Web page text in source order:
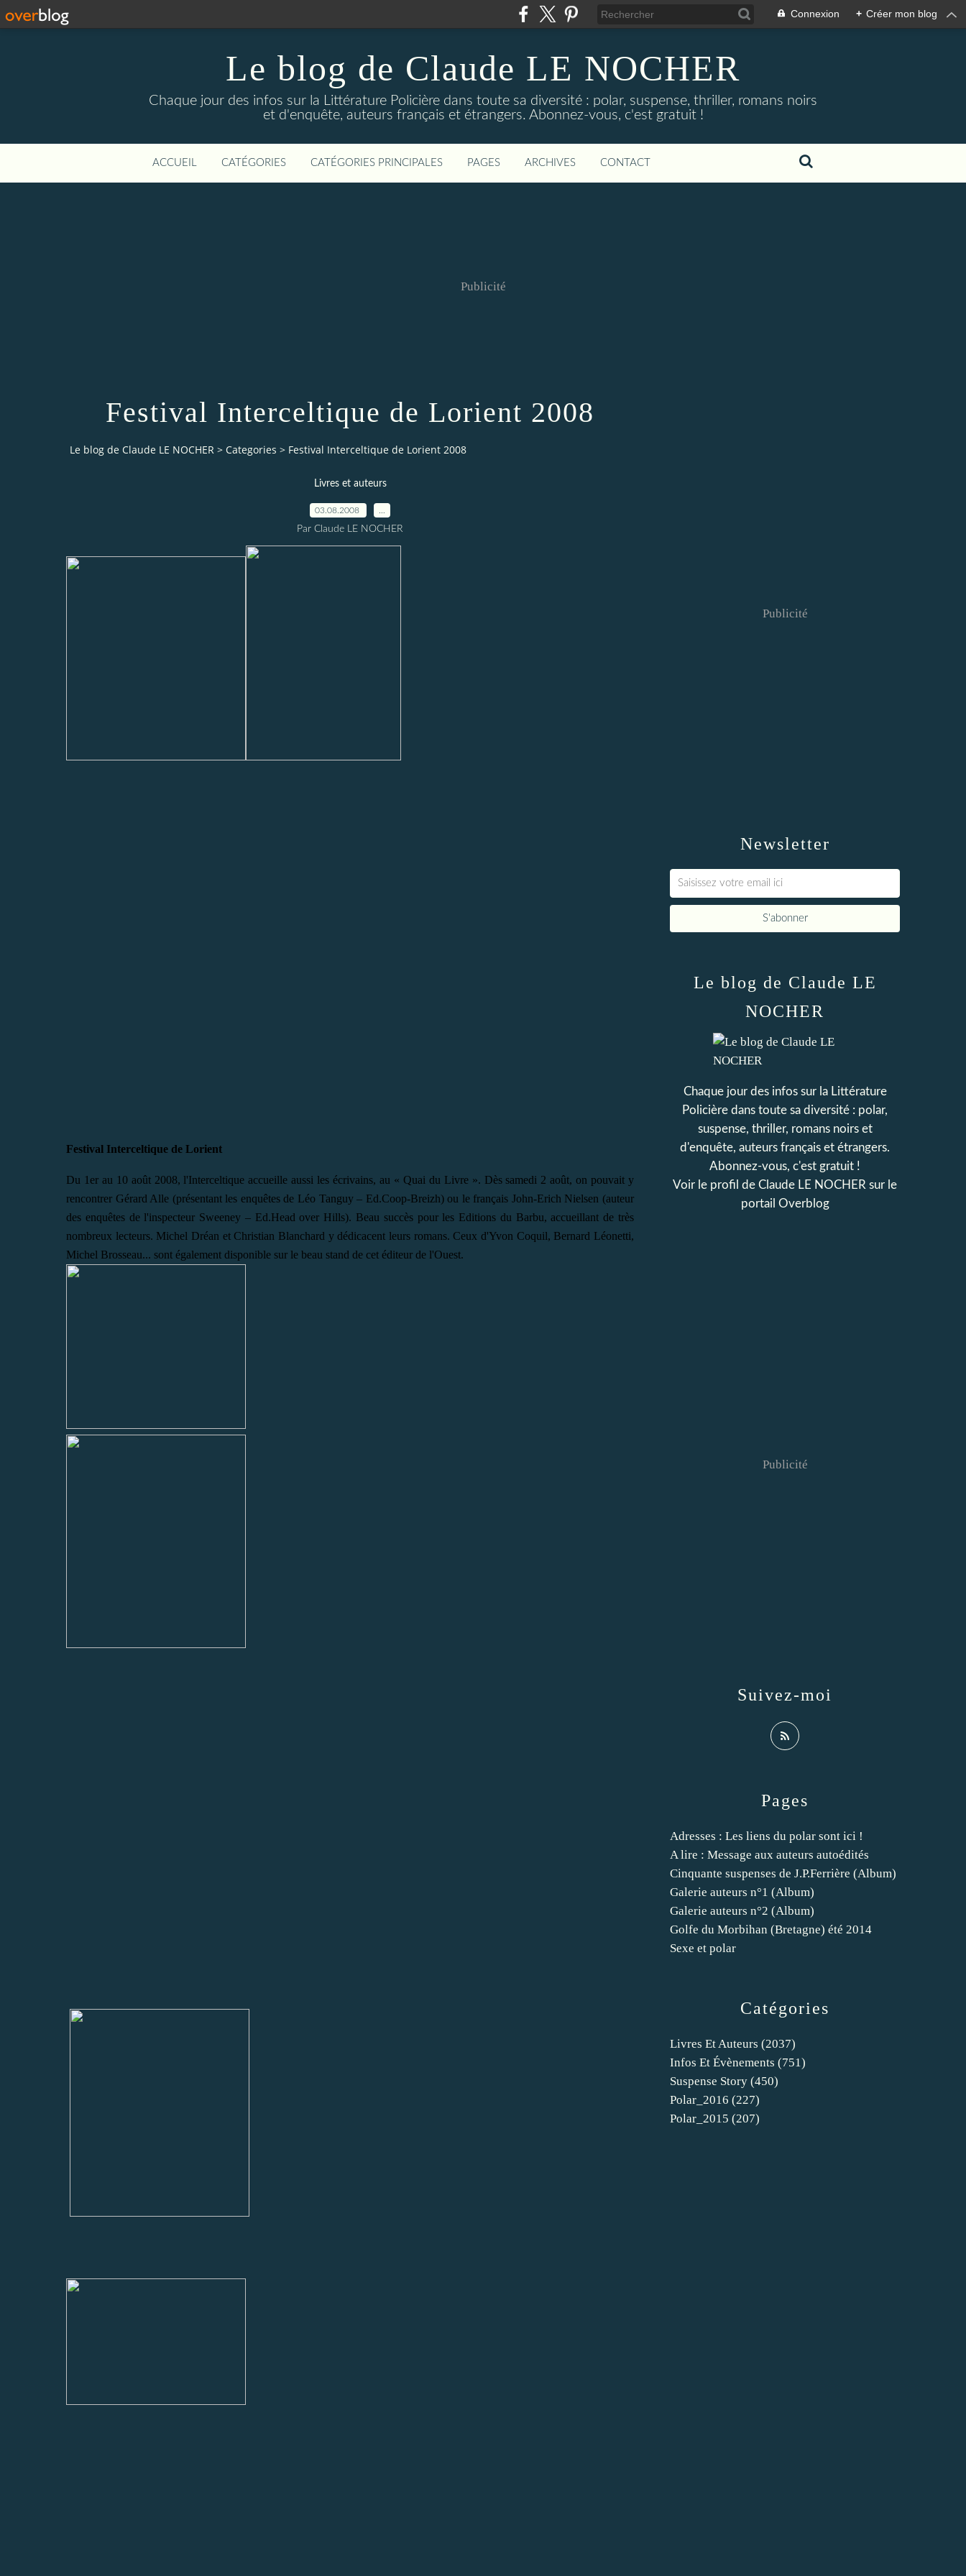
Connexion + Créer mon blog
Le blog de Claude LE NOCHER
Chaque jour des infos sur la Littérature Policière dans toute sa diversité : polar, suspense, thriller, romans noirs
et d'enquête, auteurs français et étrangers. Abonnez-vous, c'est gratuit !
ACCUEIL CATÉGORIES CATÉGORIES PRINCIPALES PAGES ARCHIVES CONTACT
Publicité
Festival Interceltique de Lorient 2008
Le blog de Claude LE NOCHER > Categories > Festival Interceltique de Lorient 2008
Livres et auteurs
03.08.2008
Par Claude LE NOCHER
Festival Interceltique de Lorient
Du 1er au 10 août 2008, l'Interceltique accueille aussi les écrivains, au « Quai du Livre ». Dès samedi 2 août, on pouvait y
rencontrer Gérard Alle (présentant les enquêtes de Léo Tanguy – Ed.Coop-Breizh) ou le français John-Erich Nielsen (auteur
des enquêtes de l'inspecteur Sweeney – Ed.Head over Hills). Beau succès pour les Editions du Barbu, accueillant de très
nombreux lecteurs. Michel Dréan et Christian Blanchard y dédicacent leurs romans. Ceux d'Yvon Coquil, Bernard Léonetti,
Michel Brosseau... sont également disponible sur le beau stand de cet éditeur de l'Ouest.
Newsletter
Publicité
Catégories
Livres Et Auteurs (2037)
Infos Et Évènements (751)
Suspense Story (450)
Polar_2016 (227)
Polar_2015 (207)
Pages
Adresses : Les liens du polar sont ici !
A lire : Message aux auteurs autoédités
Cinquante suspenses de J.P.Ferrière (Album)
Galerie auteurs n°1 (Album)
Galerie auteurs n°2 (Album)
Golfe du Morbihan (Bretagne) été 2014
Sexe et polar
Le blog de Claude LE
NOCHER
Chaque jour des infos sur la Littérature
Policière dans toute sa diversité : polar,
suspense, thriller, romans noirs et
d'enquête, auteurs français et étrangers.
Abonnez-vous, c'est gratuit !
Voir le profil de Claude LE NOCHER sur le
portail Overblog
Suivez-moi
Publicité